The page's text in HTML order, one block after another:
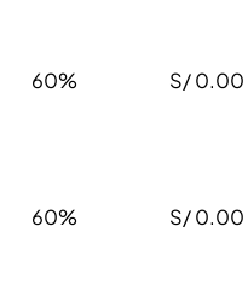
60% S/ 0.00
60% S/ 0.00